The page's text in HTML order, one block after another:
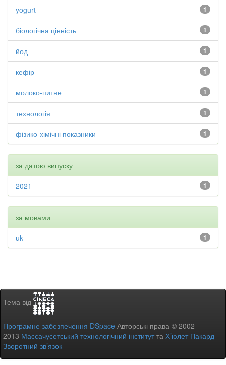
1
yogurt
1
біологічна цінність
1
йод
1
кефір
1
молоко-питне
1
технологія
1
фізико-хімічні показники
за датою випуску
1
2021
за мовами
1
uk
Тема від
Програмне забезпечення DSpace Авторські права © 2002-
2013 Массачусетський технологічний інститутта Х’юлет Пакард -
Зворотний зв’язок